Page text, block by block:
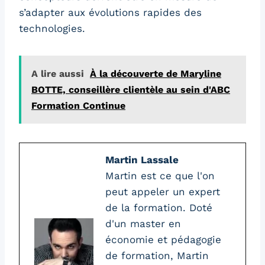
s’adapter aux évolutions rapides des
technologies.
A lire aussi À la découverte de Maryline
BOTTE, conseillère clientèle au sein d'ABC
Formation Continue
Martin Lassale
Martin est ce que l'on
peut appeler un expert
de la formation. Doté
d'un master en
économie et pédagogie
de formation, Martin